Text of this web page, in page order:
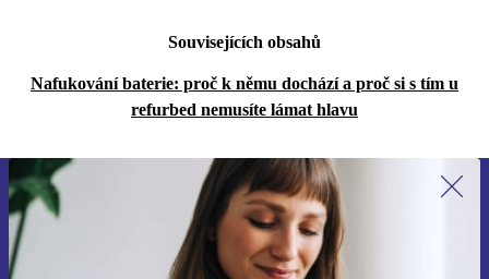
Souvisejících obsahů
Nafukování baterie: proč k němu dochází a proč si s tím u
refurbed nemusíte lámat hlavu
Přihlas se k odběru našich novinek a
ušetři 400 Kč!
Už nikdy nepromeškej žádnou nabídku.